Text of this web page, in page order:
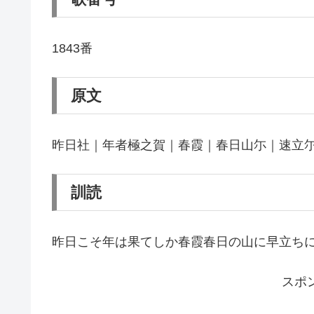
1843番
原文
昨日社｜年者極之賀｜春霞｜春日山尓｜速立
訓読
昨日こそ年は果てしか春霞春日の山に早立ち
スポ